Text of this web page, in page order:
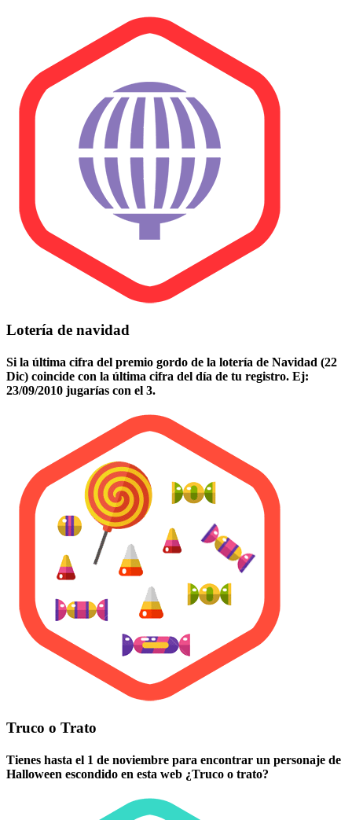
Lotería de navidad
Si la última cifra del premio gordo de la lotería de Navidad (22
Dic) coincide con la última cifra del día de tu registro. Ej:
23/09/2010 jugarías con el 3.
Truco o Trato
Tienes hasta el 1 de noviembre para encontrar un personaje de
Halloween escondido en esta web ¿Truco o trato?